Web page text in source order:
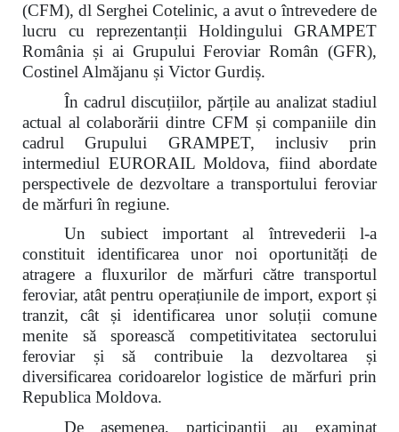
(CFM), dl Serghei Cotelinic, a avut o întrevedere de
lucru cu reprezentanții Holdingului GRAMPET
România și ai Grupului Feroviar Român (GFR),
Costinel Almăjanu și Victor Gurdiș.
În cadrul discuțiilor, părțile au analizat stadiul
actual al colaborării dintre CFM și companiile din
cadrul Grupului GRAMPET, inclusiv prin
intermediul EURORAIL Moldova, fiind abordate
perspectivele de dezvoltare a transportului feroviar
de mărfuri în regiune.
Un subiect important al întrevederii l-a
constituit identificarea unor noi oportunități de
atragere a fluxurilor de mărfuri către transportul
feroviar, atât pentru operațiunile de import, export și
tranzit, cât și identificarea unor soluții comune
menite să sporească competitivitatea sectorului
feroviar și să contribuie la dezvoltarea și
diversificarea coridoarelor logistice de mărfuri prin
Republica Moldova.
De asemenea, participanții au examinat